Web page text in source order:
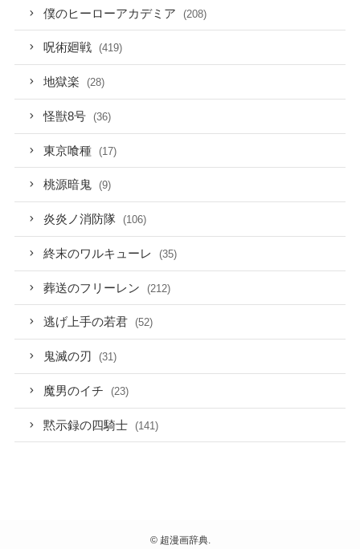
僕のヒーローアカデミア (208)
呪術廻戦 (419)
地獄楽 (28)
怪獣8号 (36)
東京喰種 (17)
桃源暗鬼 (9)
炎炎ノ消防隊 (106)
終末のワルキューレ (35)
葬送のフリーレン (212)
逃げ上手の若君 (52)
鬼滅の刃 (31)
魔男のイチ (23)
黙示録の四騎士 (141)
©超漫画辞典.